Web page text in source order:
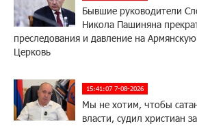
Бывшие руководители
Никола Пашиняна
преследования и давление на
Церковь
15:41:07 7-08-2026
Мы не хотим, чтобы
власти, судил христиан